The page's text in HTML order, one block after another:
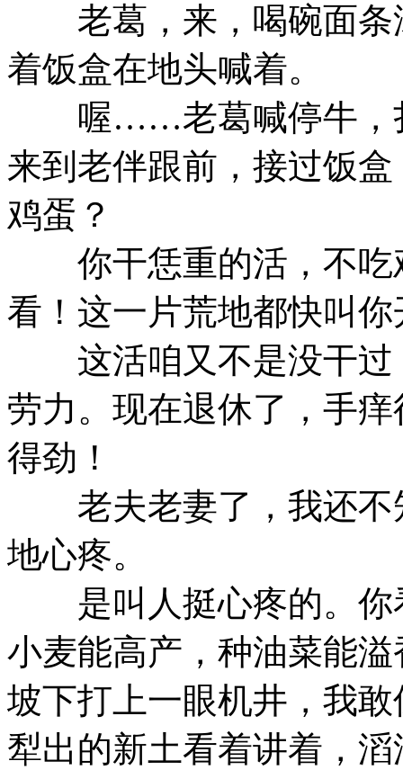
老葛，来，喝碗面条
着饭盒在地头喊着。
喔……老葛喊停牛，扎
来到老伴跟前，接过饭
鸡蛋？
你干恁重的活，不吃
看！这一片荒地都快叫
这活咱又不是没干过
劳力。现在退休了，手
得劲！
老夫老妻了，我还不
地心疼。
是叫人挺心疼的。你
小麦能高产，种油菜能
坡下打上一眼机井，我
犁出的新土看着讲着，